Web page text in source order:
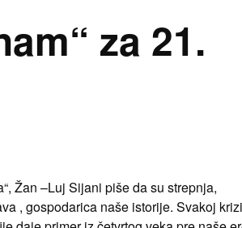
za 21.
Žan –Luj Sijani piše da su strepnja,
, gospodarica naše istorije. Svakoj